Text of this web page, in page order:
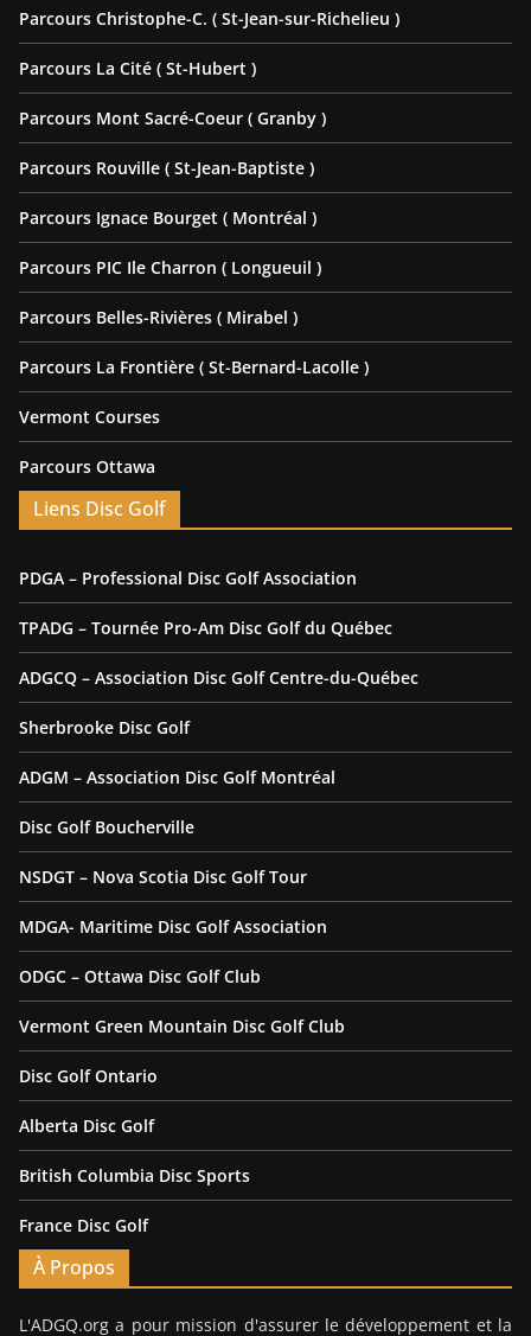
Parcours Christophe-C. ( St-Jean-sur-Richelieu )
Parcours La Cité ( St-Hubert )
Parcours Mont Sacré-Coeur ( Granby )
Parcours Rouville ( St-Jean-Baptiste )
Parcours Ignace Bourget ( Montréal )
Parcours PIC Ile Charron ( Longueuil )
Parcours Belles-Rivières ( Mirabel )
Parcours La Frontière ( St-Bernard-Lacolle )
Vermont Courses
Parcours Ottawa
Liens Disc Golf
PDGA – Professional Disc Golf Association
TPADG – Tournée Pro-Am Disc Golf du Québec
ADGCQ – Association Disc Golf Centre-du-Québec
Sherbrooke Disc Golf
ADGM – Association Disc Golf Montréal
Disc Golf Boucherville
NSDGT – Nova Scotia Disc Golf Tour
MDGA- Maritime Disc Golf Association
ODGC – Ottawa Disc Golf Club
Vermont Green Mountain Disc Golf Club
Disc Golf Ontario
Alberta Disc Golf
British Columbia Disc Sports
France Disc Golf
À Propos
L'ADGQ.org a pour mission d'assurer le développement et la